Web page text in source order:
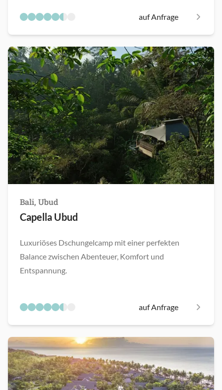
auf Anfrage
Bali, Ubud
Capella Ubud
Luxuriöses Dschungelcamp mit einer perfekten
Balance zwischen Abenteuer, Komfort und
Entspannung.
auf Anfrage